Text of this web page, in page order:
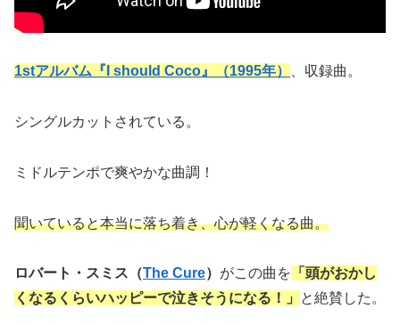
1stアルバム『I should Coco』（1995年） 、収録曲。
シングルカットされている。
ミドルテンポで爽やかな曲調！
聞いていると本当に落ち着き、心が軽くなる曲。
ロバート・スミス（The Cure） がこの曲を 「頭がおかし
くなるくらいハッピーで泣きそうになる！」
と絶賛した。